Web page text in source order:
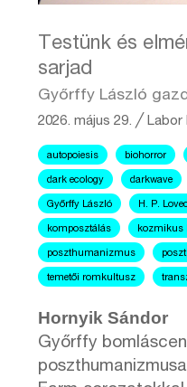
Testünk és
sarjad
Győrffy László
2026. május 29. ╱ Labor
autopoiesis biohorror
dark ecology darkwave
Győrffy László H. P.
komposztálás kozmikus
poszthumanizmus
temetői romkultusz
Hornyik Sándor
Győrffy